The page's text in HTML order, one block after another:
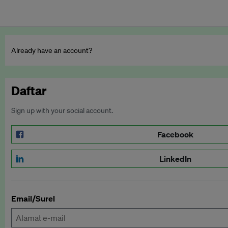
Already have an account?
Daftar
Sign up with your social account.
Facebook
LinkedIn
Email/Surel